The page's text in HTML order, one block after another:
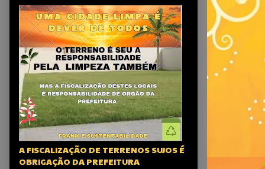
A FISCALIZAÇÃO DE TERRENOS SUJOS É
OBRIGAÇÃO DA PREFEITURA